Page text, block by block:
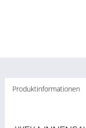
Produktinformationen